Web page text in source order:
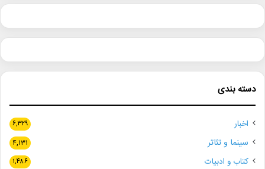
دسته بندی
اخبار ۶,۳۲۹
سینما و تئاتر ۴,۱۳۱
کتاب و ادبیات ۱,۴۸۶